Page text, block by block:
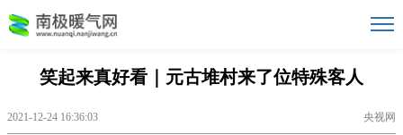
笑起来真好看｜元古堆村来了位特殊客人
2021-12-24 16:36:03 央视网